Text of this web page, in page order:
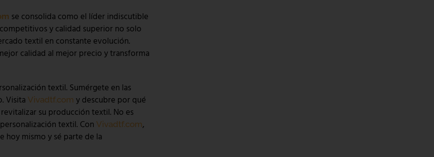
se consolida como el líder indiscutible
y calidad superior no solo
textil en constante evolución.
calidad al mejor precio y transforma
textil. Sumérgete en las
Visita Vivadtf.com y descubre por qué
su producción textil. No es
textil. Con Vivadtf.com,
hoy mismo y sé parte de la